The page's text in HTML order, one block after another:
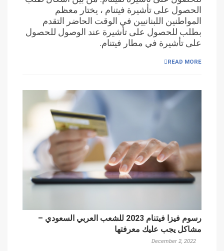
الحصول على تأشيرة فيتنام ، يختار معظم
المواطنين اللبنانيين في الوقت الحاضر التقدم
بطلب للحصول على تأشيرة عند الوصول للحصول
على تأشيرة في مطار فيتنام.
READ MORE
رسوم فيزا فيتنام 2023 للشعب العربي السعودي –
مشاكل يجب عليك معرفتها
December 2, 2022